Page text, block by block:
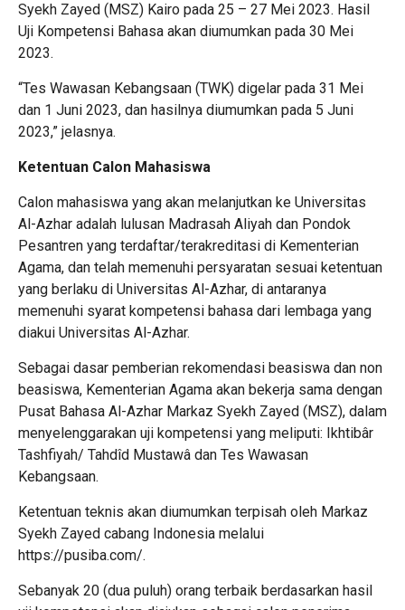
Syekh Zayed (MSZ) Kairo pada 25 – 27 Mei 2023. Hasil
Uji Kompetensi Bahasa akan diumumkan pada 30 Mei
2023.
“Tes Wawasan Kebangsaan (TWK) digelar pada 31 Mei
dan 1 Juni 2023, dan hasilnya diumumkan pada 5 Juni
2023,” jelasnya.
Ketentuan Calon Mahasiswa
Calon mahasiswa yang akan melanjutkan ke Universitas
Al-Azhar adalah lulusan Madrasah Aliyah dan Pondok
Pesantren yang terdaftar/terakreditasi di Kementerian
Agama, dan telah memenuhi persyaratan sesuai ketentuan
yang berlaku di Universitas Al-Azhar, di antaranya
memenuhi syarat kompetensi bahasa dari lembaga yang
diakui Universitas Al-Azhar.
Sebagai dasar pemberian rekomendasi beasiswa dan non
beasiswa, Kementerian Agama akan bekerja sama dengan
Pusat Bahasa Al-Azhar Markaz Syekh Zayed (MSZ), dalam
menyelenggarakan uji kompetensi yang meliputi: Ikhtibâr
Tashfiyah/ Tahdîd Mustawâ dan Tes Wawasan
Kebangsaan.
Ketentuan teknis akan diumumkan terpisah oleh Markaz
Syekh Zayed cabang Indonesia melalui
https://pusiba.com/.
Sebanyak 20 (dua puluh) orang terbaik berdasarkan hasil